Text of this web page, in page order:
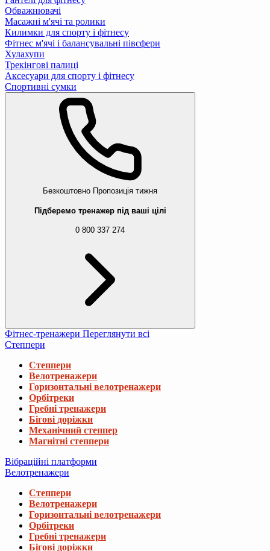
Обважнювачі
Масажні м'ячі та ролики
Килимки для спорту і фітнесу
Фітнес м'ячі і балансувальні півсфери
Хулахупи
Трекінгові палиці
Аксесуари для спорту і фітнесу
Спортивні сумки
Безкоштовно Пропозиція тижня
Підберемо тренажер під ваші цілі
0 800 337 274
Фітнес-тренажери Переглянути всі
Степпери
Степпери
Велотренажери
Горизонтальні велотренажери
Орбітреки
Гребні тренажери
Бігові доріжки
Механічний степпер
Магнітні степпери
Вібраційні платформи
Велотренажери
Степпери
Велотренажери
Горизонтальні велотренажери
Орбітреки
Гребні тренажери
Бігові доріжки